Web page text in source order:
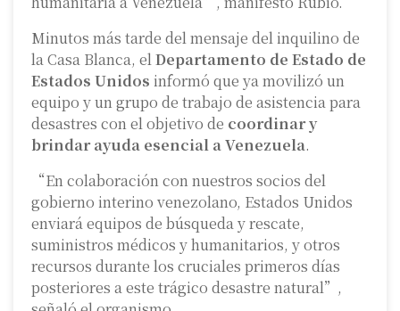
Minutos más tarde del mensaje del inquilino de
la Casa Blanca, elDepartamento de Estado de
Estados Unidos informó que ya movilizó un
equipo y un grupo de trabajo de asistencia para
desastres con el objetivo de coordinar y
brindar ayuda esencial a Venezuela.
“En colaboración con nuestros socios del
gobierno interino venezolano, Estados Unidos
enviará equipos de búsqueda y rescate,
suministros médicos y humanitarios, y otros
recursos durante los cruciales primeros días
posteriores a este trágico desastre natural”,